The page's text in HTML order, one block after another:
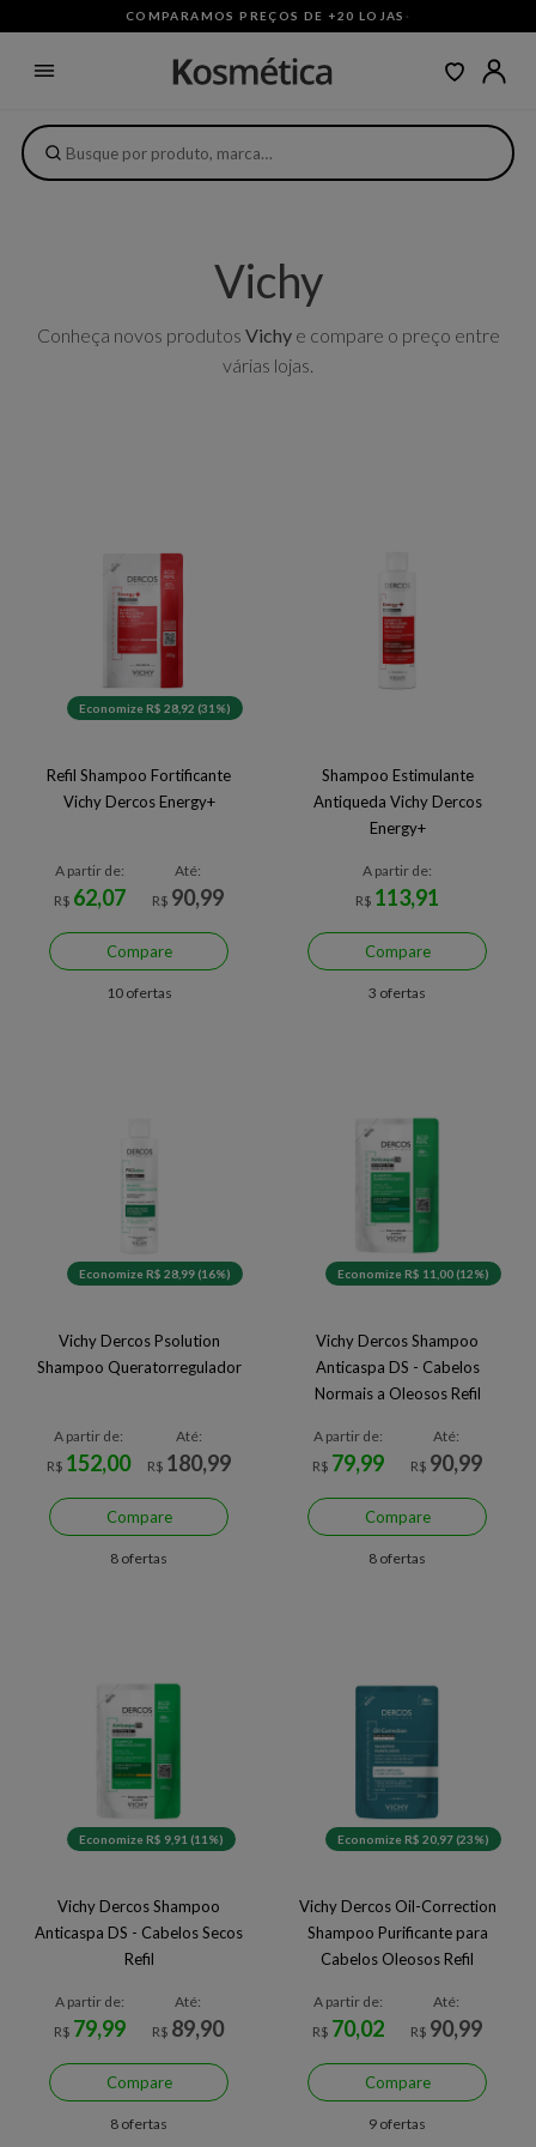
COMPARAMOS PREÇOS DE +20 LOJAS ·
Vichy
Conheça novos produtos Vichye compare o preço entre
várias lojas.
Economize R$ 28,92 (31%)
Refil Shampoo Fortificante
Vichy Dercos Energy+
A partir de:
R$ 62,07
Até:
R$ 90,99
Compare
10 ofertas
Shampoo Estimulante
Antiqueda Vichy Dercos
Energy+
A partir de:
R$ 113,91
Compare
3 ofertas
Economize R$ 28,99 (16%)
Vichy Dercos Psolution
Shampoo Queratorregulador
A partir de:
R$ 152,00
Até:
R$ 180,99
Compare
8 ofertas
Economize R$ 11,00 (12%)
Vichy Dercos Shampoo
Anticaspa DS - Cabelos
Normais a Oleosos Refil
A partir de:
R$ 79,99
Até:
R$ 90,99
Compare
8 ofertas
Economize R$ 9,91 (11%)
Vichy Dercos Shampoo
Anticaspa DS - Cabelos Secos
Refil
A partir de:
R$ 79,99
Até:
R$ 89,90
Compare
8 ofertas
Economize R$ 20,97 (23%)
Vichy Dercos Oil-Correction
Shampoo Purificante para
Cabelos Oleosos Refil
A partir de:
R$ 70,02
Até:
R$ 90,99
Compare
9 ofertas